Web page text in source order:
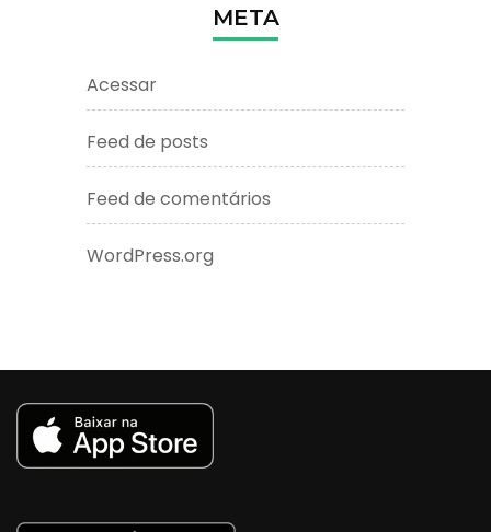
META
Acessar
Feed de posts
Feed de comentários
WordPress.org